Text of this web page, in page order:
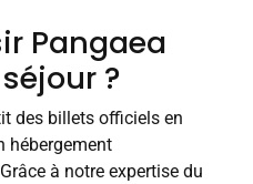
Pangaea
?
des billets officiels en
hébergement
à notre expertise du